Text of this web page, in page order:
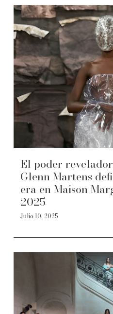
El poder
Glenn Martens
era en Maison
2025
Julio 10, 2025